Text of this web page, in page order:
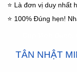
⭐ Là đơn vị duy nhất
⭐ 100% Đúng hẹn!
TÂN NHẬT